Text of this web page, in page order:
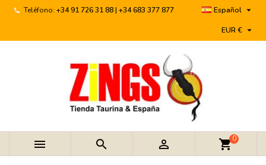
Teléfono: +34 91 726 31 88 | +34 683 377 877 Español 
EUR € 
   shopping_cart0